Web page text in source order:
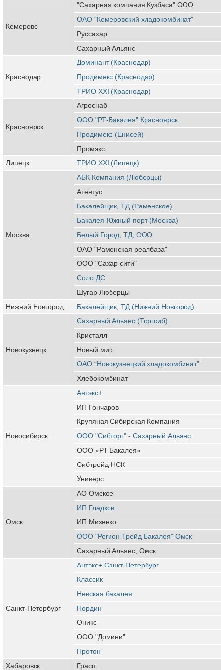
Кемерово
"Сахарная компания Кузбаса" ООО
ОАО "Кемеровский хладокомбинат"
Руссахар
Сахарный Альянс
Краснодар
Доминант (Краснодар)
Продимекс (Краснодар)
ТРИО XXI (Краснодар)
Красноярск
Агроснаб
ООО "РТ-Бакалея" Красноярск
Продимекс (Енисей)
Промэкс
Липецк
ТРИО ХХI (Липецк)
Москва
АБК Компания (Люберцы)
Атентус
Бакалейщик, ТД (Раменское)
Бакалея-Южный порт (Москва)
Белый Город, ТД, ООО
ОАО "Раменская реалбаза"
ООО "Сахар сити"
Соло ДС
Шугар Люберцы
Нижний Новгород
Бакалейщик, ТД (Нижний Новгород)
Новокузнецк
Сахарный Альянс (Торгсиб)
Кристалл
Новый мир
ОАО “Новокузнецкий хладокомбинат”
Хлебокомбинат
Новосибирск
Антэкс+
ИП Гончаров
Крупяная Сибирская Компания
ООО "Сибторг" - Сахарный Альянс
ООО «РТ Бакалея»
Сибтрейд-НСК
Универс
Омск
АО Омское
ИП Гладков
ИП Мизенко
ООО "Регион Трейд Бакалея" Омск
Сахарный Альянс, Омск
Санкт-Петербург
Антэкс+ Санкт-Петербург
Классик
Невская бакалея
Нордин
Оникс
ООО "Домини"
Протон
Хабаровск
Грасп